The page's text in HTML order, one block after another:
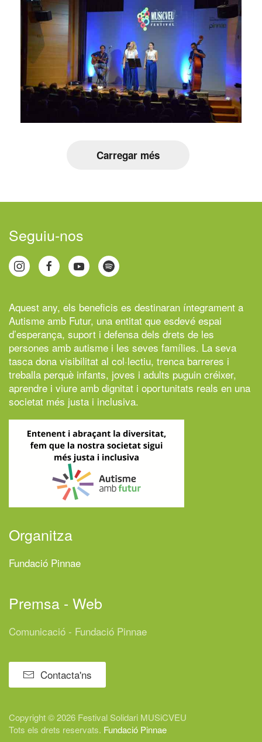
Carregar més
Seguiu-nos
Aquest any, els beneficis es destinaran íntegrament a
Autisme amb Futur, una entitat que esdevé espai
d’esperança, suport i defensa dels drets de les
persones amb autisme i les seves famílies. La seva
tasca dona visibilitat al col·lectiu, trenca barreres i
treballa perquè infants, joves i adults puguin créixer,
aprendre i viure amb dignitat i oportunitats reals en una
societat més justa i inclusiva.
Organitza
Fundació Pinnae
Premsa - Web
Comunicació - Fundació Pinnae
Contacta'ns
Copyright © 2026 Festival Solidari MUSiCVEU
Tots els drets reservats. Fundació Pinnae